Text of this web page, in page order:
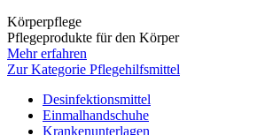
Körperpflege
Pflegeprodukte für den Körper
Mehr erfahren
Zur Kategorie Pflegehilfsmittel
Desinfektionsmittel
Einmalhandschuhe
Krankenunterlagen